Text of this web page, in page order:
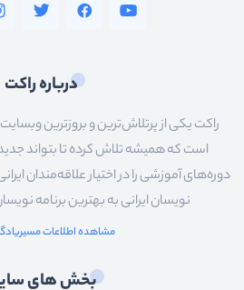
درباره راکت
راکت یکی از پرتلاش‌ترین و بروزترین
است که همیشه تلاش کرده تا بتواند
دوره‌های آموزشی را در اختیار علاقه‌مندان
نویسان ایرانی به بهترین برنامه
مشاهده اطلاعات
بخش های